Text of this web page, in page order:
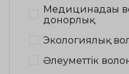
Медицинадағы
донорлық
Экологиялық
Әлеуметтік